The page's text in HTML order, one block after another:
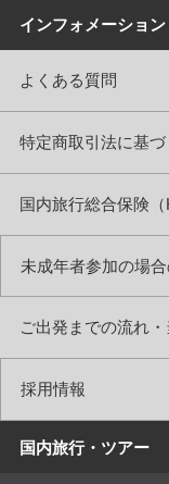
インフォメーション
よくある質問
特定商取引法に基
国内旅行総合保険（
未成年者参加の場
ご出発までの流れ
採用情報
国内旅行・ツアー